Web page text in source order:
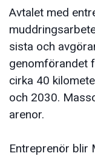
Avtalet med
sista och
genomförandet
cirka 40
och 2030.
arenor.
Entreprenör blir